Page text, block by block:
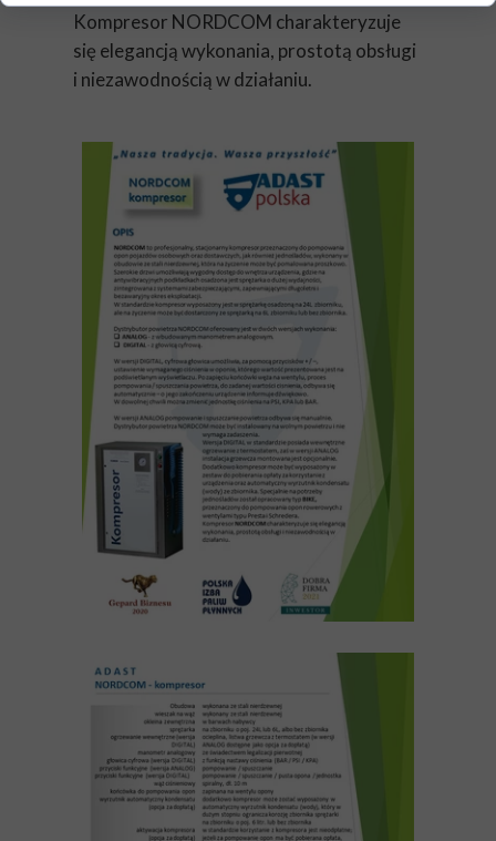
Kompresor NORDCOM charakteryzuje
się elegancją wykonania, prostotą obsługi
i niezawodnością w działaniu.